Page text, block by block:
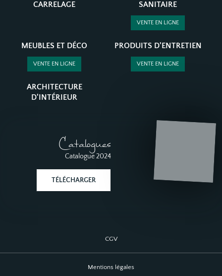
CARRELAGE SANITAIRE
VENTE EN LIGNE
MEUBLES ET DÉCO
VENTE EN LIGNE
PRODUITS D'ENTRETIEN
VENTE EN LIGNE
ARCHITECTURE
D'INTÉRIEUR
Catalogues
Catalogue 2024
TÉLÉCHARGER
CGV
Mentions légales